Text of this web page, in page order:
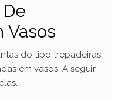
Vasos
do tipo trepadeiras
em vasos. A seguir,